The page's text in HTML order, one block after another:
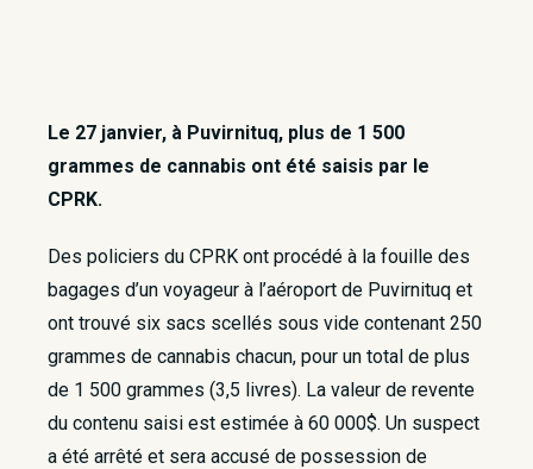
Le 27 janvier, à Puvirnituq, plus de 1 500
grammes de cannabis ont été saisis par le
CPRK.
Des policiers du CPRK ont procédé à la fouille des
bagages d’un voyageur à l’aéroport de Puvirnituq et
ont trouvé six sacs scellés sous vide contenant 250
grammes de cannabis chacun, pour un total de plus
de 1 500 grammes (3,5 livres). La valeur de revente
du contenu saisi est estimée à 60 000$. Un suspect
a été arrêté et sera accusé de possession de